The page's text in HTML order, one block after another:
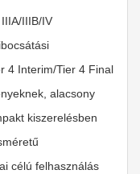
IIIB/IV
4 Interim/Tier 4 Final
alacsony
kiszerelésben
célú felhasználás